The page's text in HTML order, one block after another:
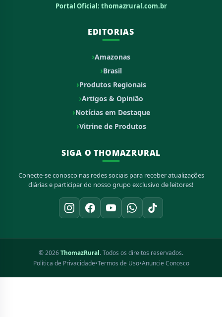
Portal Oficial: thomazrural.com.br
EDITORIAS
Amazonas
Brasil
Produtos Regionais
Artigos & Opinião
Notícias em Destaque
Vitrine de Produtos
SIGA O THOMAZRURAL
Conecte-se conosco nas redes sociais para receber atualizações
diárias e participar do nosso grupo exclusivo de leitores!
© 2026ThomazRural. Todos os direitos reservados.
Política de Privacidade•Termos de Uso•Anuncie Conosco